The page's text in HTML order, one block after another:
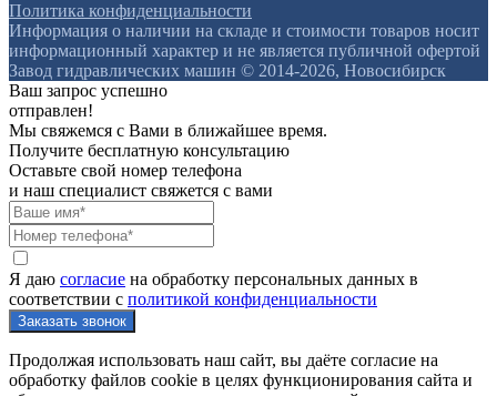
Политика конфиденциальности
Информация о наличии на складе и стоимости товаров носит
информационный характер и не является публичной офертой
Завод гидравлических машин © 2014-2026, Новосибирск
Ваш запрос успешно
отправлен!
Мы свяжемся с Вами в ближайшее время.
Получите бесплатную консультацию
Оставьте свой номер телефона
и наш специалист свяжется с вами
Я даю согласие на обработку персональных данных в
соответствии с политикой конфиденциальности
Продолжая использовать наш сайт, вы даёте согласие на
обработку файлов cookie в целях функционирования сайта и